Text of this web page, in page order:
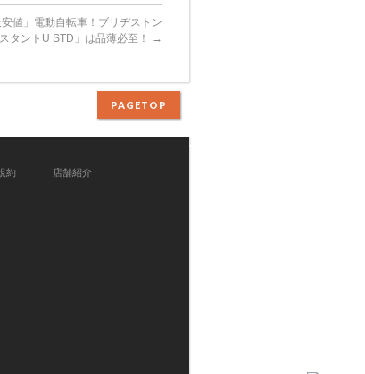
値」電動自転車！ブリヂストン
スタントU STD」は品薄必至！
→
PAGETOP
約 店舗紹介